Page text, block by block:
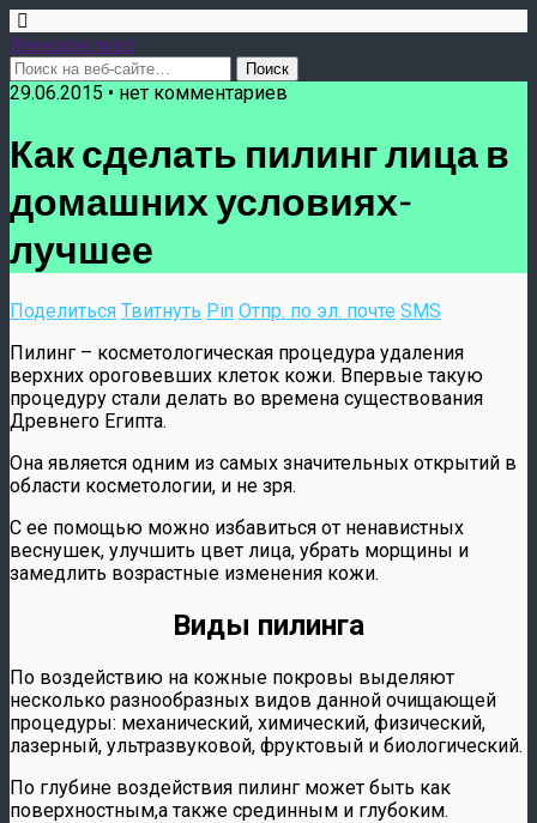
Женское лицо
29.06.2015 • нет комментариев
Как сделать пилинг лица в
домашних условиях-
лучшее
Поделиться Твитнуть Pin Отпр. по эл. почте SMS
Пилинг – косметологическая процедура удаления
верхних ороговевших клеток кожи. Впервые такую
процедуру стали делать во времена существования
Древнего Египта.
Она является одним из самых значительных открытий в
области косметологии, и не зря.
С ее помощью можно избавиться от ненавистных
веснушек, улучшить цвет лица, убрать морщины и
замедлить возрастные изменения кожи.
Виды пилинга
По воздействию на кожные покровы выделяют
несколько разнообразных видов данной очищающей
процедуры: механический, химический, физический,
лазерный, ультразвуковой, фруктовый и биологический.
По глубине воздействия пилинг может быть как
поверхностным,а также срединным и глубоким.